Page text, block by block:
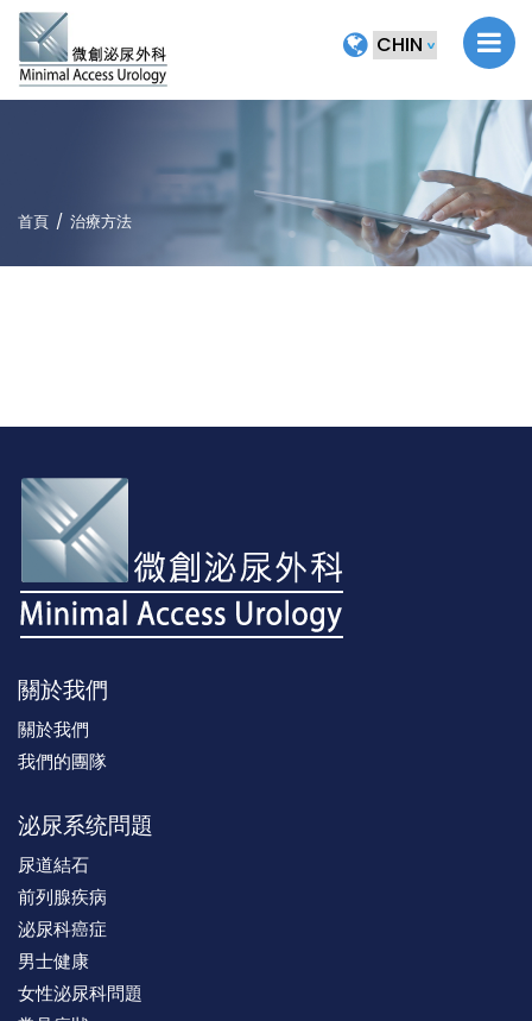
首頁 治療方法
關於我們
關於我們
我們的團隊
泌尿系统問題
尿道結石
前列腺疾病
泌尿科癌症
男士健康
女性泌尿科問題